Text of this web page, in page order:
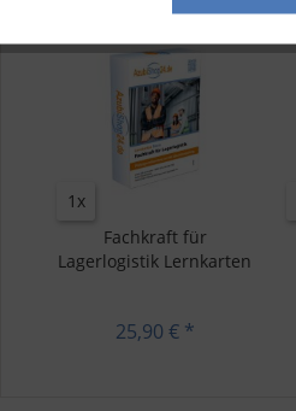
1x
Fachkraft für
Lagerlogistik Lernkarten
25,90 € *